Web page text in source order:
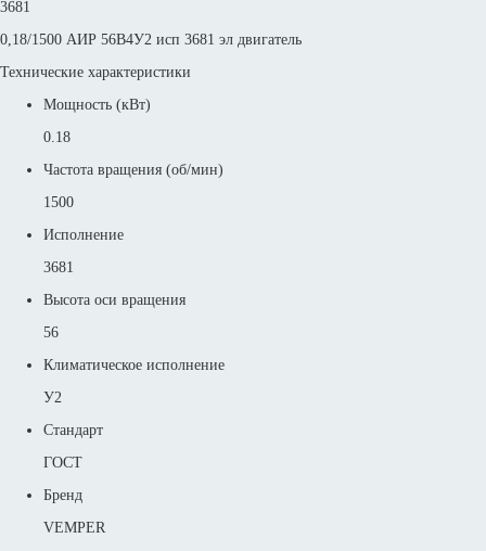
3681
0,18/1500 АИР 56В4У2 исп 3681 эл двигатель
Технические характеристики
Мощность (кВт)
0.18
Частота вращения (об/мин)
1500
Исполнение
3681
Высота оси вращения
56
Климатическое исполнение
У2
Стандарт
ГОСТ
Бренд
VEMPER